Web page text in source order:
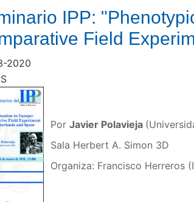
IPP:
Field
2020
PorJavier Polavieja
Sala Herbert A. Simon 3D
Organiza: Francisco Herreros